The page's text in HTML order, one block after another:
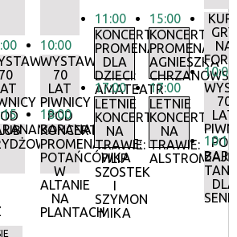
70
10:00
WYSTAWA:
70
LAT
PIWNICY
POD
BARANAMI
18:00
KONCERTY
PROMENADOWE:
POTAŃCÓWKA
W
ALTANIE
NA
PLANTACH
11:00
KONCERTY
PROMENADOWE
DLA
DZIECI:
AMATEATR
17:00
LETNIE
KONCERTY
NA
TRAWIE:
FILIP
SZOSTEK
I
SZYMON
MIKA
15:00
KONCERTY
AGNIESZKA
17:00
LETNIE
KONCERTY
NA
TRAWIE:
ALSTROMERIE
GRY
NA
10:00
70
LAT
POD
10:15
DLA